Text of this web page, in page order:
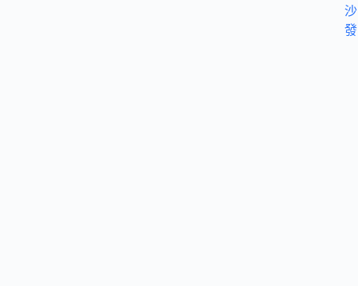
沙
發